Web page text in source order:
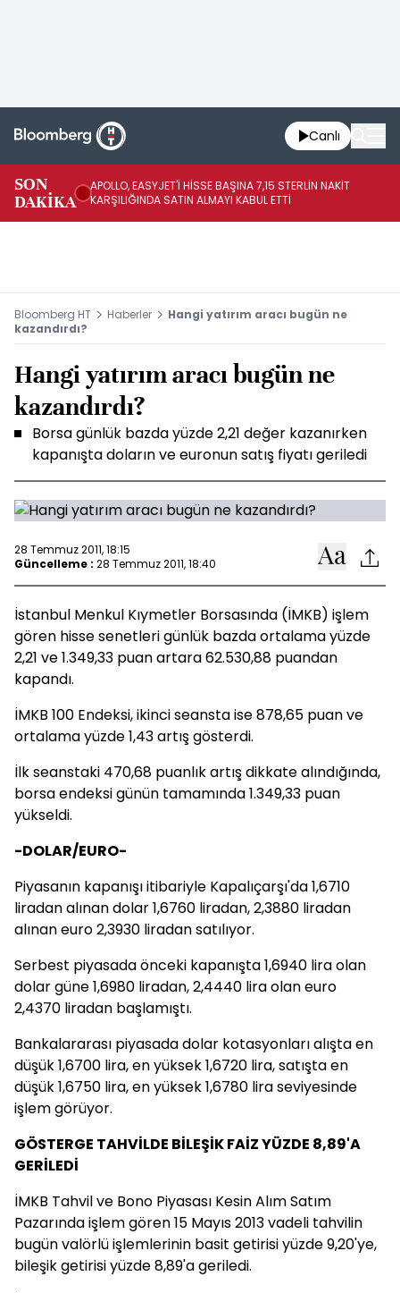
Canlı
SON
DAKİKA
APOLLO, EASYJET'İ HİSSE BAŞINA 7,15 STERLİN NAKİT
KARŞILIĞINDA SATIN ALMAYI KABUL ETTİ
Bloomberg HT Haberler
Hangi yatırım aracı bugün ne
kazandırdı?
Hangi yatırım aracı bugün ne
kazandırdı?
Borsa günlük bazda yüzde 2,21 değer kazanırken
kapanışta doların ve euronun satış fiyatı geriledi
28 Temmuz 2011, 18:15
Güncelleme : 28 Temmuz 2011, 18:40
İstanbul Menkul Kıymetler Borsasında (İMKB) işlem
gören hisse senetleri günlük bazda ortalama yüzde
2,21 ve 1.349,33 puan artara 62.530,88 puandan
kapandı.
İMKB 100 Endeksi, ikinci seansta ise 878,65 puan ve
ortalama yüzde 1,43 artış gösterdi.
İlk seanstaki 470,68 puanlık artış dikkate alındığında,
borsa endeksi günün tamamında 1.349,33 puan
yükseldi.
-DOLAR/EURO-
Piyasanın kapanışı itibariyle Kapalıçarşı'da 1,6710
liradan alınan dolar 1,6760 liradan, 2,3880 liradan
alınan euro 2,3930 liradan satılıyor.
Serbest piyasada önceki kapanışta 1,6940 lira olan
dolar güne 1,6980 liradan, 2,4440 lira olan euro
2,4370 liradan başlamıştı.
Bankalararası piyasada dolar kotasyonları alışta en
düşük 1,6700 lira, en yüksek 1,6720 lira, satışta en
düşük 1,6750 lira, en yüksek 1,6780 lira seviyesinde
işlem görüyor.
GÖSTERGE TAHVİLDE BİLEŞİK FAİZ YÜZDE 8,89'A
GERİLEDİ
İMKB Tahvil ve Bono Piyasası Kesin Alım Satım
Pazarında işlem gören 15 Mayıs 2013 vadeli tahvilin
bugün valörlü işlemlerinin basit getirisi yüzde 9,20'ye,
bileşik getirisi yüzde 8,89'a geriledi.